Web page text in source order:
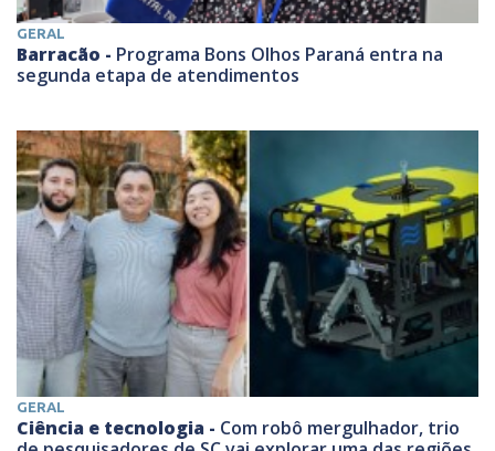
GERAL
Barracão - Programa Bons Olhos Paraná entra na
segunda etapa de atendimentos
GERAL
Ciência e tecnologia - Com robô mergulhador, trio